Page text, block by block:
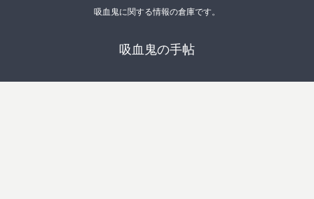
吸血鬼に関する情報の倉庫です。
吸血鬼の手帖